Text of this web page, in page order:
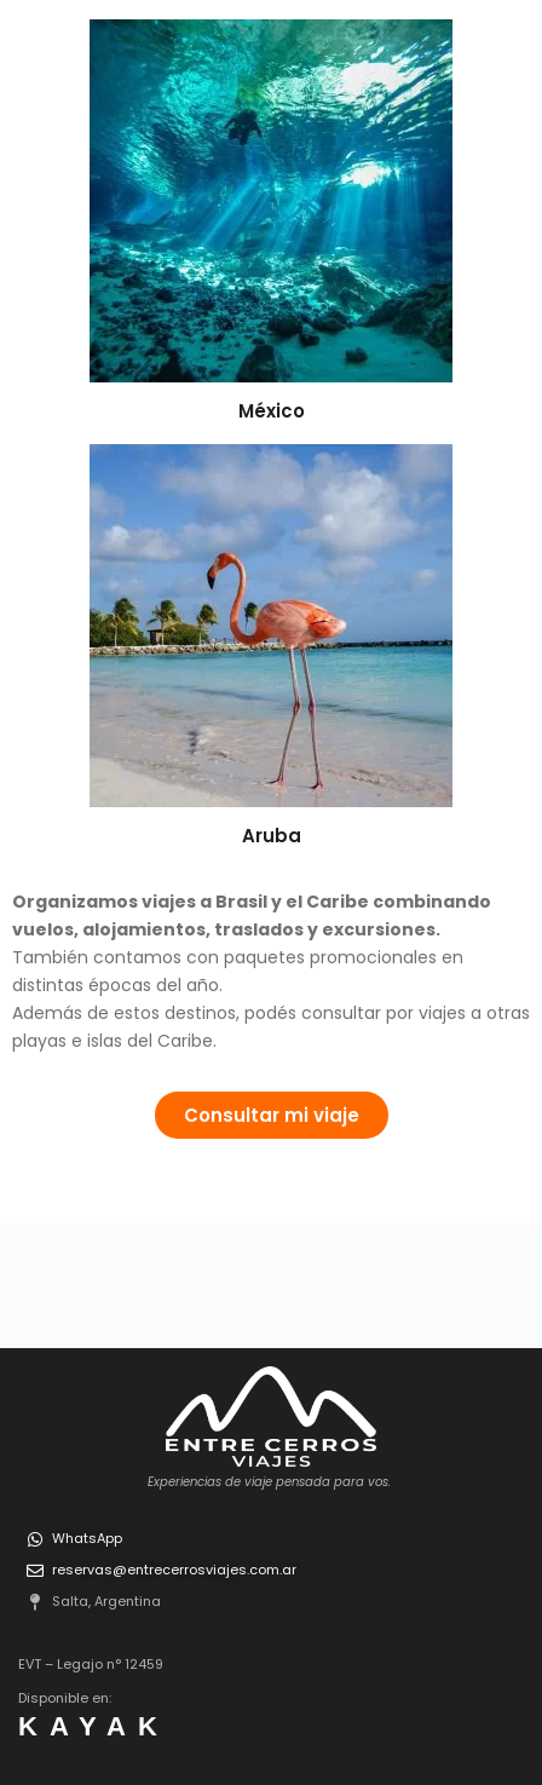
México
Aruba
Organizamos viajes a Brasil y el Caribe combinando
vuelos, alojamientos, traslados y excursiones.
También contamos con paquetes promocionales en
distintas épocas del año.
Además de estos destinos, podés consultar por viajes a otras
playas e islas del Caribe.
Consultar mi viaje
Experiencias de viaje pensada para vos.
WhatsApp
reservas@entrecerrosviajes.com.ar
Salta, Argentina
EVT – Legajo n° 12459
Disponible en:
KAYAK